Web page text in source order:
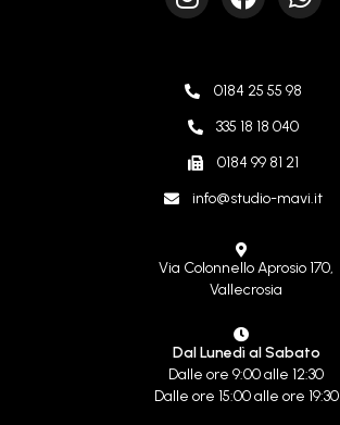
0184 25 55 98
335 18 18 040
0184 99 81 21
info@studio-mavi.it
Via Colonnello Aprosio 170,
Vallecrosia
Dal Lunedì al Sabato
Dalle ore 9:00 alle 12:30
Dalle ore 15:00 alle ore 19:30